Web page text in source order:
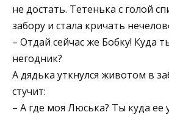
не достать. Тетенька с голой
забору и стала кричать
– Отдай сейчас же Бобку! Куда
негодник?
А дядька уткнулся животом в
стучит:
– А где моя Люська? Ты куда ее